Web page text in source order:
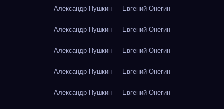
Александр Пушкин — Евгений Онегин
Александр Пушкин — Евгений Онегин
Александр Пушкин — Евгений Онегин
Александр Пушкин — Евгений Онегин
Александр Пушкин — Евгений Онегин